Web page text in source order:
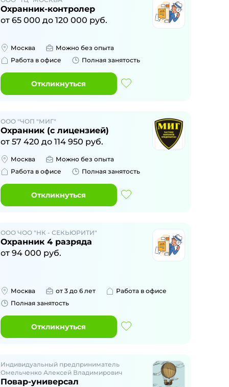
Охранник-контролер
от 65 000 до 120 000 руб.
Москва
Можно без опыта
Работа в офисе
Полная занятость
Откликнуться
ООО "ЧОП "МИГ"
Охранник (с лицензией)
от 57 420 до 114 950 руб.
Москва
Можно без опыта
Работа в офисе
Полная занятость
Откликнуться
ООО ЧОО "НК - СЕКЬЮРИТИ"
Охранник 4 разряда
от 94 000 руб.
Москва от 3 до 6 лет
Работа в офисе
Полная занятость
Откликнуться
Индивидуальный предприниматель
Омельченко Алексей Владимирович
Повар-универсал